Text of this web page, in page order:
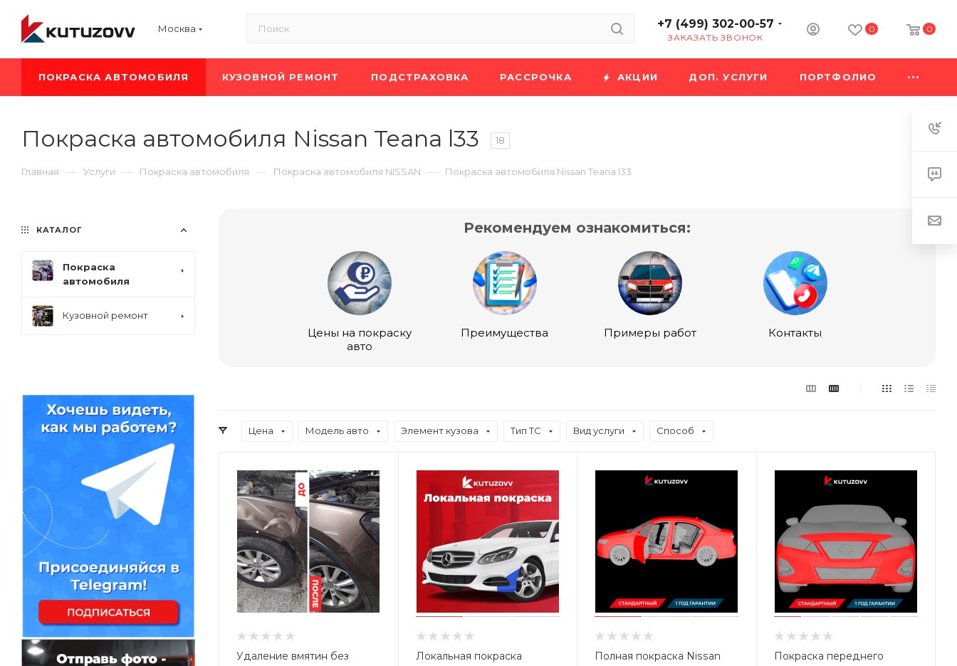
Москва +7 (499) 302-00-57
ЗАКАЗАТЬ ЗВОНОК
0 0
ПОКРАСКА АВТОМОБИЛЯ КУЗОВНОЙ РЕМОНТ ПОДСТРАХОВКА РАССРОЧКА АКЦИИ ДОП. УСЛУГИ ПОРТФОЛИО
Покраска автомобиля Nissan Teana l33 18
Главная — Услуги — Покраска автомобиля — Покраска автомобиля NISSAN — Покраска автомобиля Nissan Teana l33
Рекомендуем ознакомиться:
Цены на покраску
авто
Преимущества Примеры работ Контакты
Цена Модель авто Элемент кузова Тип ТС Вид услуги Способ
Удаление вмятин без
Локальная покраска
Полная покраска Nissan
Покраска переднего
КАТАЛОГ
Покраска
автомобиля
Кузовной ремонт